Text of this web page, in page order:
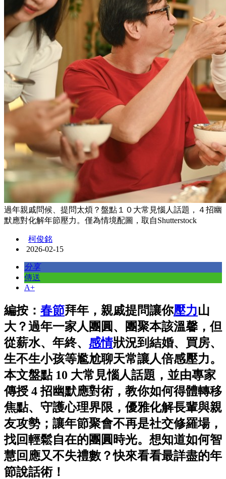
過年親戚問候、提問太煩？盤點１０大常見惱人話題，４招幽
默應對化解年節壓力。僅為情境配圖，取自Shutterstock
柯俊銘
2026-02-15
分享
傳送
A+
編按： 春節拜年，親戚提問讓你壓力山
大？過年一家人團圓、團聚本該溫馨，但
從薪水、年終、 感情狀況到結婚、買房、
生不生小孩等尷尬聊天常讓人倍感壓力。
本文盤點 10 大常見惱人話題，並由專家
傳授 4 招幽默應對術，教你如何得體轉移
焦點、守護心理界限，優雅化解長輩與親
友攻勢；讓年節聚會不再是社交修羅場，
找回輕鬆自在的團圓時光。想知道如何智
慧回應又不失禮數？快來看看最詳盡的年
節說話術！